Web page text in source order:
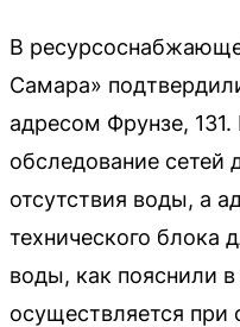
В
Самара»
адресом Фрунзе,
обследование сетей
отсутствия воды, а
технического блока
воды, как пояснили в
осуществляется